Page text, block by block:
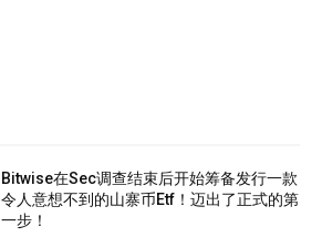
Bitwise在Sec调查结束后开始筹备发行一款
令人意想不到的山寨币Etf！迈出了正式的第
一步！